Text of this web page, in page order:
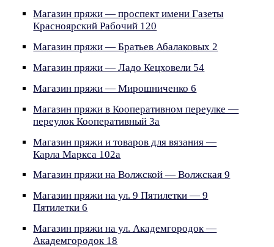
Магазин пряжи — проспект имени Газеты
Красноярский Рабочий 120
Магазин пряжи — Братьев Абалаковых 2
Магазин пряжи — Ладо Кецховели 54
Магазин пряжи — Мирошниченко 6
Магазин пряжи в Кооперативном переулке —
переулок Кооперативный 3а
Магазин пряжи и товаров для вязания —
Карла Маркса 102а
Магазин пряжи на Волжской — Волжская 9
Магазин пряжи на ул. 9 Пятилетки — 9
Пятилетки 6
Магазин пряжи на ул. Академгородок —
Академгородок 18